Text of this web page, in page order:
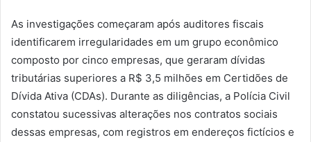
As investigações começaram após auditores fiscais
identificarem irregularidades em um grupo econômico
composto por cinco empresas, que geraram dívidas
tributárias superiores a R$ 3,5 milhões em Certidões de
Dívida Ativa (CDAs). Durante as diligências, a Polícia Civil
constatou sucessivas alterações nos contratos sociais
dessas empresas, com registros em endereços fictícios e